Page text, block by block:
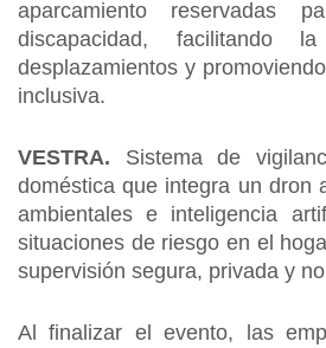
aparcamiento reservadas
discapacidad, facilitando
desplazamientos y
inclusiva.
VESTRA. Sistema de
doméstica que integra un dron
ambientales e inteligencia
situaciones de riesgo en el
supervisión segura, privada y
Al finalizar el evento, las